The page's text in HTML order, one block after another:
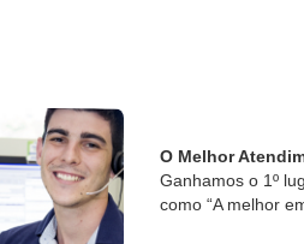
O Melhor
Ganhamos o 1º
como “A melhor